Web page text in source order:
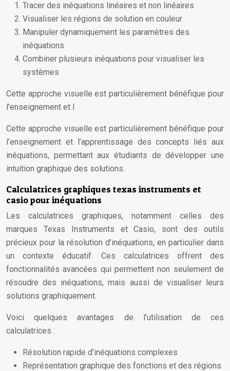
Tracer des inéquations linéaires et non linéaires
Visualiser les régions de solution en couleur
Manipuler dynamiquement les paramètres des
inéquations
Combiner plusieurs inéquations pour visualiser les
systèmes
Cette approche visuelle est particulièrement bénéfique pour
l’enseignement et l
Cette approche visuelle est particulièrement bénéfique pour
l’enseignement et l’apprentissage des concepts liés aux
inéquations, permettant aux étudiants de développer une
intuition graphique des solutions.
Calculatrices graphiques texas instruments et
casio pour inéquations
Les calculatrices graphiques, notamment celles des
marques Texas Instruments et Casio, sont des outils
précieux pour la résolution d’inéquations, en particulier dans
un contexte éducatif. Ces calculatrices offrent des
fonctionnalités avancées qui permettent non seulement de
résoudre des inéquations, mais aussi de visualiser leurs
solutions graphiquement.
Voici quelques avantages de l’utilisation de ces
calculatrices :
Résolution rapide d’inéquations complexes
Représentation graphique des fonctions et des régions